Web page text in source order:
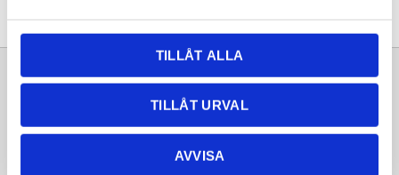
TILLÅT ALLA
TILLÅT URVAL
AVVISA
Sortiment Information
Frågor & svar